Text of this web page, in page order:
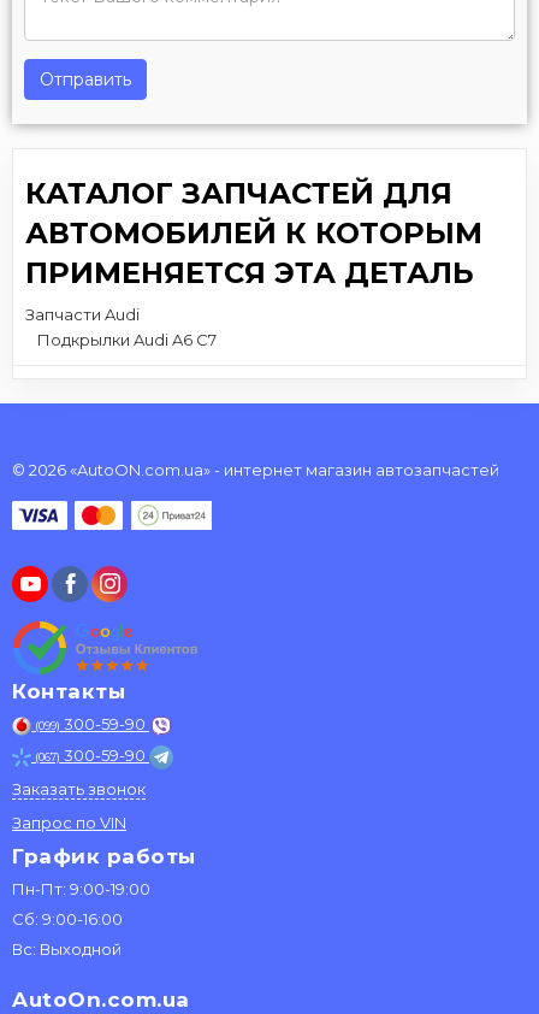
Отправить
КАТАЛОГ ЗАПЧАСТЕЙ ДЛЯ
АВТОМОБИЛЕЙ К КОТОРЫМ
ПРИМЕНЯЕТСЯ ЭТА ДЕТАЛЬ
Запчасти Audi
Подкрылки Audi A6 C7
© 2026 «AutoON.com.ua» - интернет магазин автозапчастей
Контакты
(099) 300-59-90
(067) 300-59-90
Заказать звонок
Запрос по VIN
График работы
Пн-Пт: 9:00-19:00
Сб: 9:00-16:00
Вс: Выходной
AutoOn.com.ua